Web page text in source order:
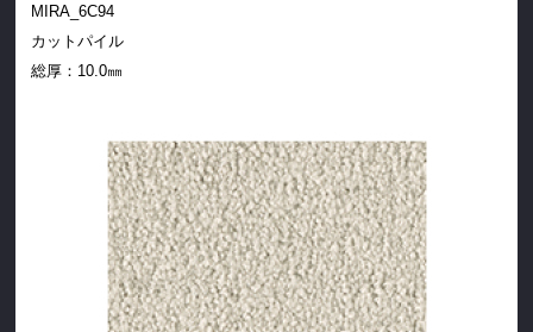
MIRA_6C94
カットパイル
総厚： 10.0㎜